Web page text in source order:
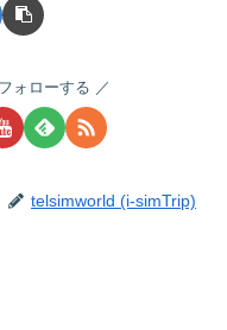
ォローする
telsimworld (i-simTrip)